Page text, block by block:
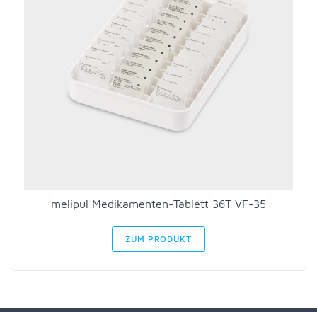
melipul Medikamenten-Tablett 36T VF-35
ZUM PRODUKT